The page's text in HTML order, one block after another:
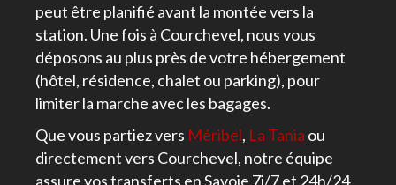
peut être planifié avant la montée vers la
station. Une fois à Courchevel, nous vous
déposons au plus près de votre hébergement
(hôtel, résidence, chalet ou parking), pour
limiter la marche avec les bagages.
Que vous partiez vers Méribel, La Tania ou
directement vers Courchevel, notre équipe
assure vos transferts en Savoie 7j/7 et 24h/24,